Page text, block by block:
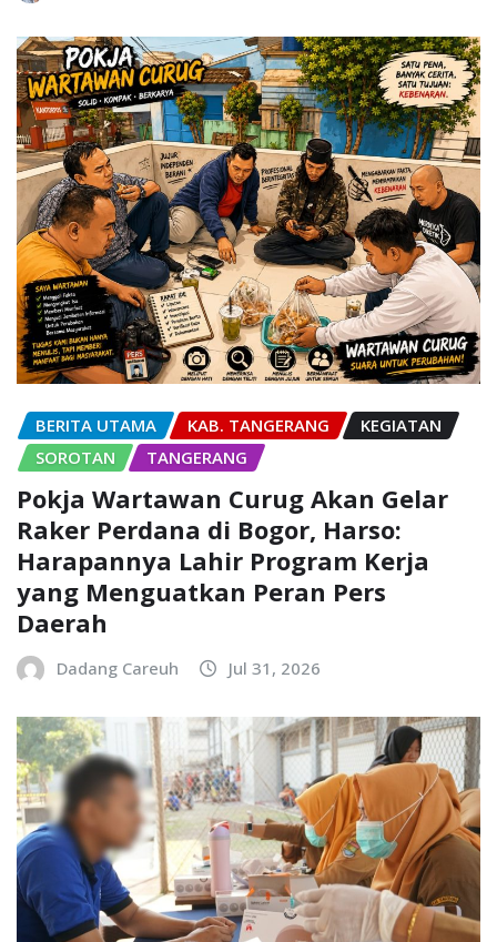
BERITA UTAMA KAB. TANGERANG
KEGIATAN
SOROTAN
TANGERANG
Pokja Wartawan Curug Akan Gelar
Raker Perdana di Bogor, Harso:
Harapannya Lahir Program Kerja
yang Menguatkan Peran Pers
Daerah
Dadang Careuh Jul 31, 2026